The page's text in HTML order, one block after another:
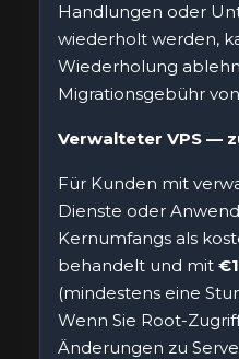
Handlungen oder
wiederholt werden,
Wiederholung
Migrationsgebühr von
Verwalteter VPS —
Für Kunden mit
Dienste oder
Kernumfangs als
behandelt und mit
(mindestens eine
Wenn Sie Root-
Änderungen zu